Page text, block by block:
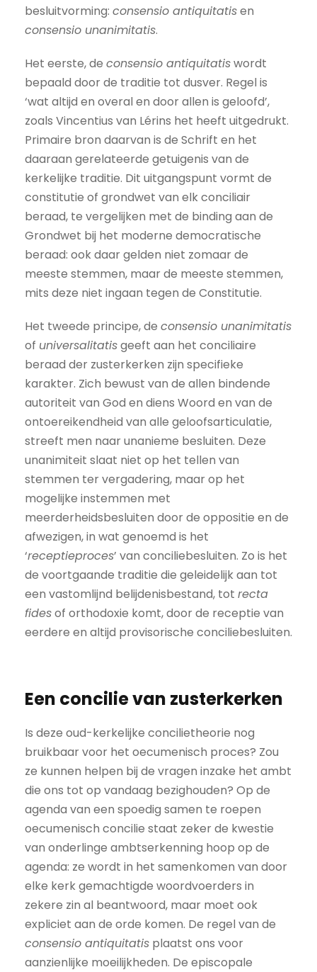
besluitvorming: consensio antiquitatisen
consensio unanimitatis.
Het eerste, de consensio antiquitatiswordt
bepaald door de traditie tot dusver. Regel is
‘wat altijd en overal en door allen is geloofd’,
zoals Vincentius van Lérins het heeft uitgedrukt.
Primaire bron daarvan is de Schrift en het
daaraan gerelateerde getuigenis van de
kerkelijke traditie. Dit uitgangspunt vormt de
constitutie of grondwet van elk conciliair
beraad, te vergelijken met de binding aan de
Grondwet bij het moderne democratische
beraad: ook daar gelden niet zomaar de
meeste stemmen, maar de meeste stemmen,
mits deze niet ingaan tegen de Constitutie.
Het tweede principe, de consensio unanimitatis
of universalitatisgeeft aan het conciliaire
beraad der zusterkerken zijn specifieke
karakter. Zich bewust van de allen bindende
autoriteit van God en diens Woord en van de
ontoereikendheid van alle geloofsarticulatie,
streeft men naar unanieme besluiten. Deze
unanimiteit slaat niet op het tellen van
stemmen ter vergadering, maar op het
mogelijke instemmen met
meerderheidsbesluiten door de oppositie en de
afwezigen, in wat genoemd is het
‘receptieproces’ van conciliebesluiten. Zo is het
de voortgaande traditie die geleidelijk aan tot
een vastomlijnd belijdenisbestand, tot recta
fidesof orthodoxie komt, door de receptie van
eerdere en altijd provisorische conciliebesluiten.
Een concilie van zusterkerken
Is deze oud-kerkelijke concilietheorie nog
bruikbaar voor het oecumenisch proces? Zou
ze kunnen helpen bij de vragen inzake het ambt
die ons tot op vandaag bezighouden? Op de
agenda van een spoedig samen te roepen
oecumenisch concilie staat zeker de kwestie
van onderlinge ambtserkenning hoop op de
agenda: ze wordt in het samenkomen van door
elke kerk gemachtigde woordvoerders in
zekere zin al beantwoord, maar moet ook
expliciet aan de orde komen. De regel van de
consensio antiquitatis plaatst ons voor
aanzienlijke moeilijkheden. De episcopale